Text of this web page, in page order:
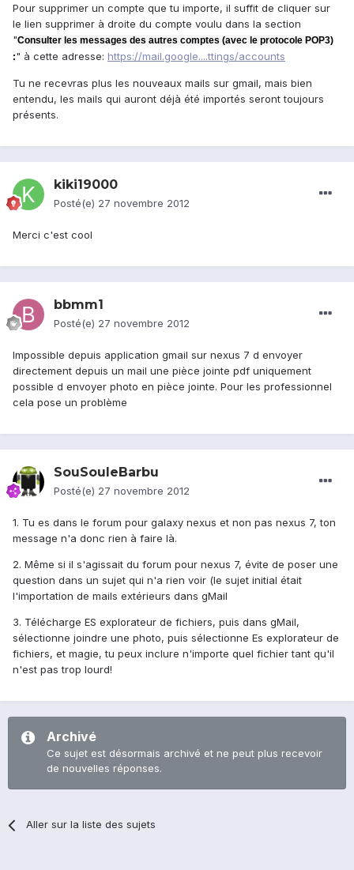
Pour supprimer un compte que tu importe, il suffit de cliquer sur
le lien supprimer à droite du compte voulu dans la section
"Consulter les messages des autres comptes (avec le protocole POP3)
:" à cette adresse: https://mail.google....ttings/accounts
Tu ne recevras plus les nouveaux mails sur gmail, mais bien
entendu, les mails qui auront déjà été importés seront toujours
présents.
kiki19000
Posté(e) 27 novembre 2012
Merci c'est cool
bbmm1
Posté(e) 27 novembre 2012
Impossible depuis application gmail sur nexus 7 d envoyer
directement depuis un mail une pièce jointe pdf uniquement
possible d envoyer photo en pièce jointe. Pour les professionnel
cela pose un problème
SouSouleBarbu
Posté(e) 27 novembre 2012
1. Tu es dans le forum pour galaxy nexus et non pas nexus 7, ton
message n'a donc rien à faire là.
2. Même si il s'agissait du forum pour nexus 7, évite de poser une
question dans un sujet qui n'a rien voir (le sujet initial était
l'importation de mails extérieurs dans gMail
3. Télécharge ES explorateur de fichiers, puis dans gMail,
sélectionne joindre une photo, puis sélectionne Es explorateur de
fichiers, et magie, tu peux inclure n'importe quel fichier tant qu'il
n'est pas trop lourd!
Archivé
Ce sujet est désormais archivé et ne peut plus recevoir
de nouvelles réponses.
Aller sur la liste des sujets